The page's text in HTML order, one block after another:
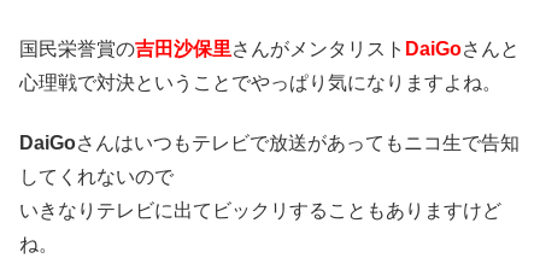
国民栄誉賞の吉田沙保里さんがメンタリスト DaiGoさんと
心理戦で対決ということでやっぱり気になりますよね。
DaiGoさんはいつもテレビで放送があってもニコ生で告知
してくれないので
いきなりテレビに出てビックリすることもありますけど
ね。